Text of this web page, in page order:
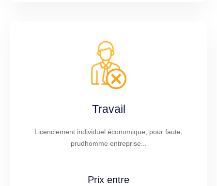
Travail
Licenciement individuel économique, pour faute,
prudhomme entreprise...
Prix entre